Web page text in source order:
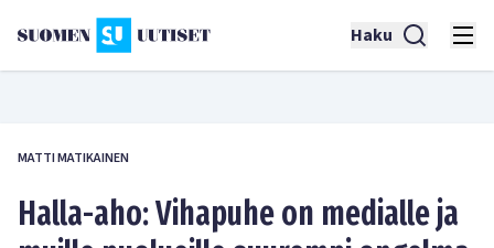
Haku
MATTI MATIKAINEN
Halla-aho: Vihapuhe on medialle ja